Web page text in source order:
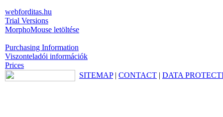
webforditas.hu
Trial Versions
MorphoMouse letöltése
Purchasing Information
Viszonteladói információk
Prices
SITEMAP| CONTACT | DATA